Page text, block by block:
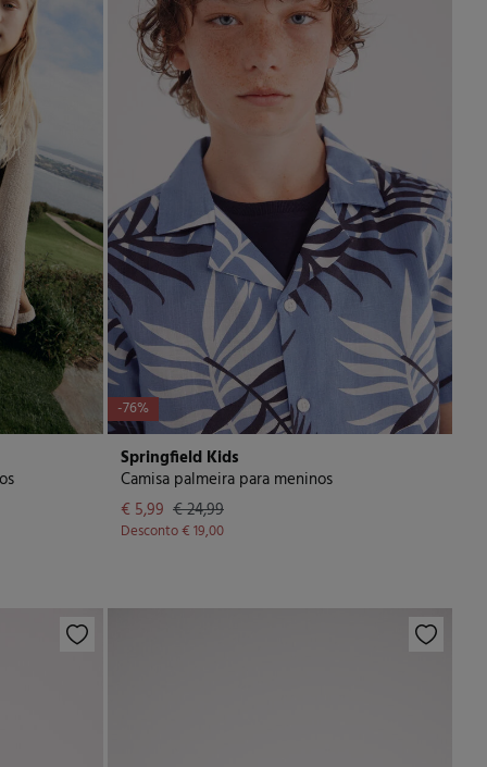
-76%
Springfield Kids
Camisa palmeira para meninos
€ 5,99 € 24,99
Desconto€ 19,00